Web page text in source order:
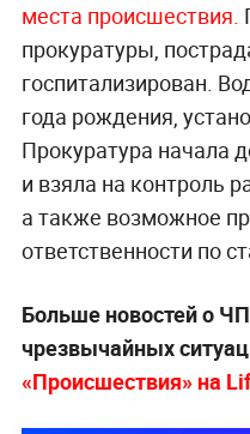
места происшествия.
прокуратуры,
госпитализирован.
года рождения,
Прокуратура начала
и взяла на контроль
а также возможное
ответственности по
Больше новостей о
чрезвычайных
«Происшествия» на